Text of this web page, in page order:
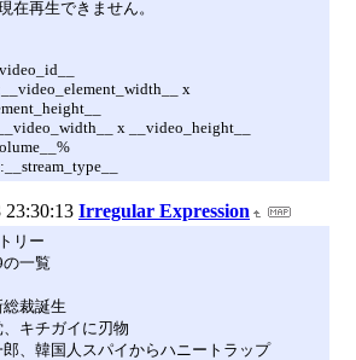
在再生できません。
x
x __video_height__
23:30:13 Irregular Expression
リー
の一覧
裁誕生
キチガイに刃物
郎、韓国人スパイからハニートラップ